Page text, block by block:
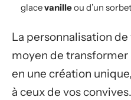
glacevanilleou d’un
La personnalisation
moyen de
en une création
à ceux de vos convives.